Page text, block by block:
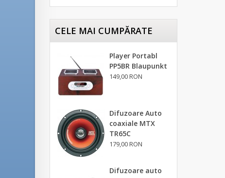
CELE MAI CUMPĂRATE
Player Portabl
PP5BR Blaupunkt
149,00 RON
Difuzoare Auto
coaxiale MTX
TR65C
179,00 RON
Difuzoare auto